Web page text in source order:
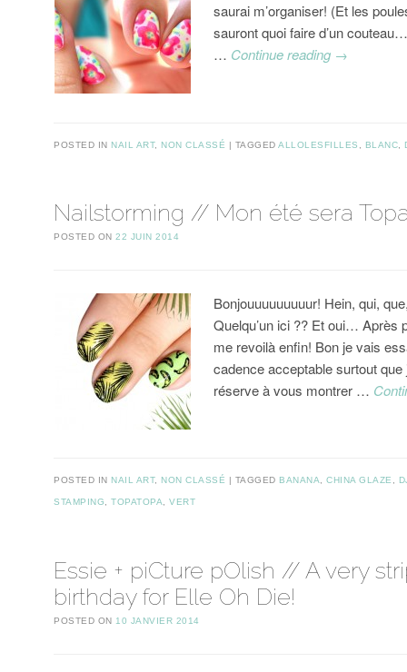
saurai m’organiser! (Et les
sauront quoi faire d’un
… Continue reading →
POSTED IN NAIL ART, NON CLASSÉ TAGGEDALLOLESFILLES BLANC
Nailstorming // Mon été sera
POSTED ON22 JUIN 2014
Bonjouuuuuuuuur! Hein, qui,
Quelqu’un ici ?? Et oui… Après
me revoilà enfin! Bon je vais
cadence acceptable surtout que
réserve à vous montrer …
POSTED IN NAIL ART, NON CLASSÉ TAGGED BANANA,CHINA GLAZE ,
STAMPING,TOPATOPA,VERT
Essie + piCture pOlish // A very
birthday for Elle Oh Die!
POSTED ON 10 JANVIER 2014